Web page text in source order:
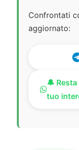
Confrontati
aggiornato:
🔔
tuo